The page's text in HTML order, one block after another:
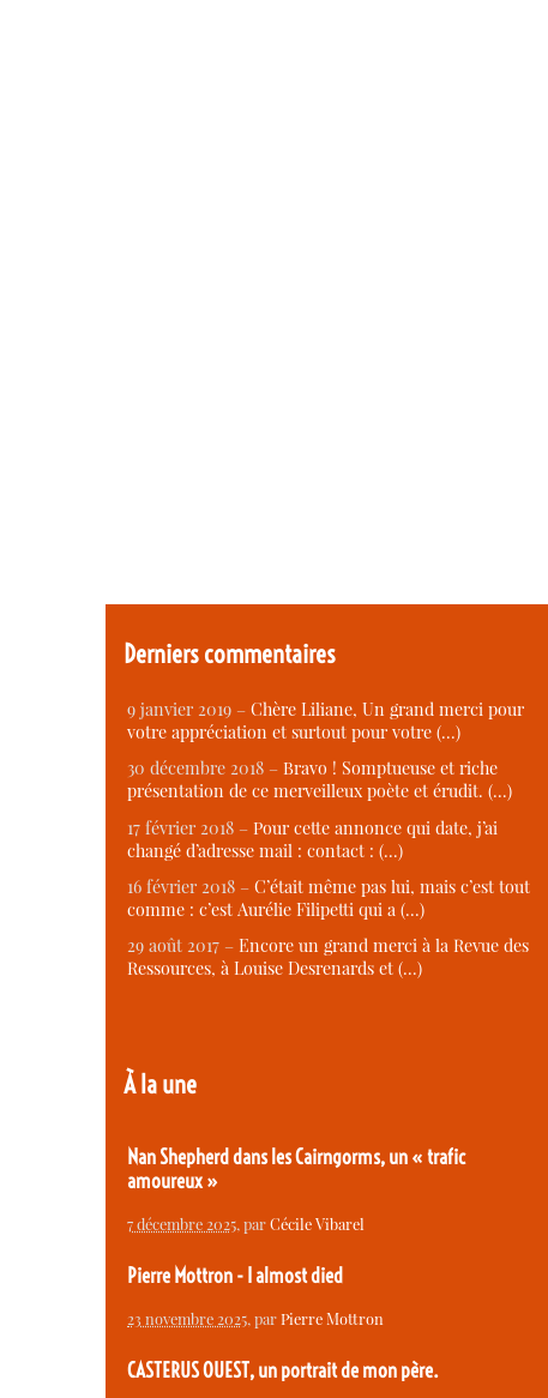
Derniers commentaires
9 janvier 2019 – Chère Liliane, Un grand merci pour
votre appréciation et surtout pour votre (…)
30 décembre 2018 – Bravo ! Somptueuse et riche
présentation de ce merveilleux poète et érudit. (…)
17 février 2018 – Pour cette annonce qui date, j’ai
changé d’adresse mail : contact : (…)
16 février 2018 – C’était même pas lui, mais c’est tout
comme : c’est Aurélie Filipetti qui a (…)
29 août 2017 – Encore un grand merci à la Revue des
Ressources, à Louise Desrenards et (…)
À la une
Nan Shepherd dans les Cairngorms, un « trafic
amoureux »
7 décembre 2025, parCécile Vibarel
Pierre Mottron - I almost died
23 novembre 2025, parPierre Mottron
CASTERUS OUEST, un portrait de mon père.